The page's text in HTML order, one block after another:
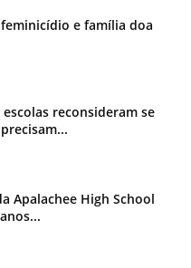
e família doa
reconsideram se
Apalachee High School